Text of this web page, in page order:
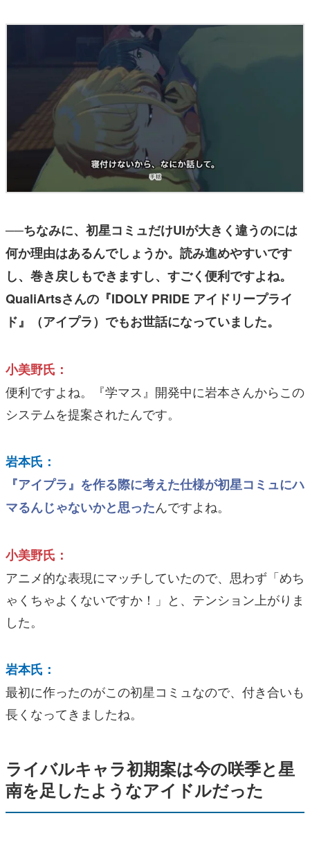
──ちなみに、初星コミュだけUIが大きく違うのには
何か理由はあるんでしょうか。読み進めやすいです
し、巻き戻しもできますし、すごく便利ですよね。
QualiArtsさんの『IDOLY PRIDE アイドリープライ
ド』（アイプラ）でもお世話になっていました。
小美野氏：
便利ですよね。『学マス』開発中に岩本さんからこの
システムを提案されたんです。
岩本氏：
『アイプラ』を作る際に考えた仕様が初星コミュにハ
マるんじゃないかと思ったんですよね。
小美野氏：
アニメ的な表現にマッチしていたので、思わず「めち
ゃくちゃよくないですか！」と、テンション上がりま
した。
岩本氏：
最初に作ったのがこの初星コミュなので、付き合いも
長くなってきましたね。
ライバルキャラ初期案は今の咲季と星
南を足したようなアイドルだった